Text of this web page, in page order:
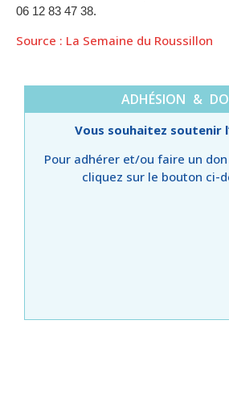
06 12 83 47 38.
Source : La Semaine du Roussillon
ADHÉSION &
Vous souhaitez soutenir
Pour adhérer et/ou faire un don
cliquez sur le bouton ci-